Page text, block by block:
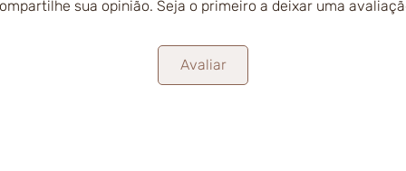
sua opinião. Seja o primeiro a deixar uma
Avaliar